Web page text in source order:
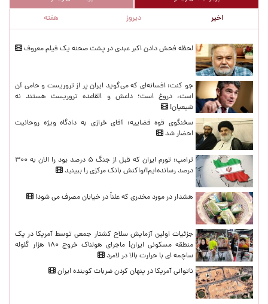
اخیر دیروز هفته
لحظه‌ فحش دادن اکبر عبدی در پشت صحنه یک فیلم معروف
جو کنت: افسانه‌ای که می‌گوید ایران پر از تروریست و حامی آن
است، دروغ است؛ داعش و القاعده تروریست هستند نه
شیعیان!
سخنگوی قوه قضاییه: آقای خرازی به دادگاه ویژه روحانیت
احضار شد
ترامپ: تورم ایران که قبل از جنگ ۵ درصد بود را الان به ۳۰۰
درصد رسانده‌ایم!/واکنش بانک مرکزی را ببینید
هشدار در مورد مخدری که علناً در خیابان مصرف می شود!
جزئیات اولین آزمایش سلاح کشتار جمعی توسط آمریکا در یک
منطقه مسکونی ایران| ماجرای هولناک خروج ۱۸۰ هزار گلوله
ساچمه ای با حرارت بالا در لامرد
ناتوانی آمریکا در پنهان کردن ضربات کوبنده ایران